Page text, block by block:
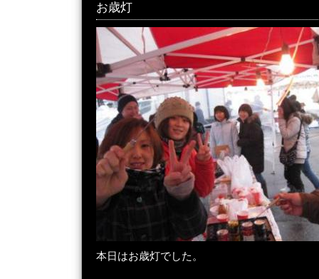
お歳灯
本日はお歳灯でした。